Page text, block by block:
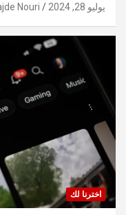
يوليو 28, 2024 Nouri
اخترنا لك